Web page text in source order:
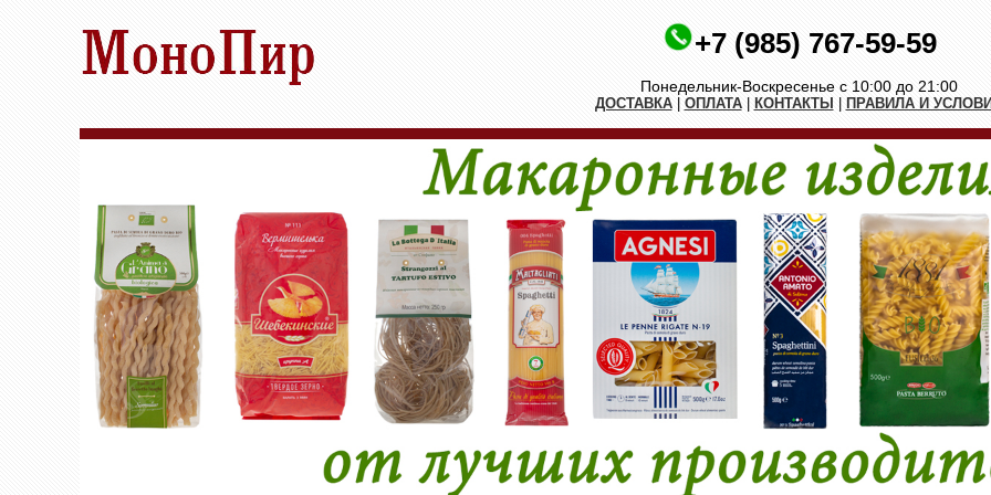
+7 (985) 767-59-59
Понедельник-Воскресенье с 10:00 до 21:00
ДОСТАВКА| ОПЛАТА| КОНТАКТЫ ПРАВИЛА И